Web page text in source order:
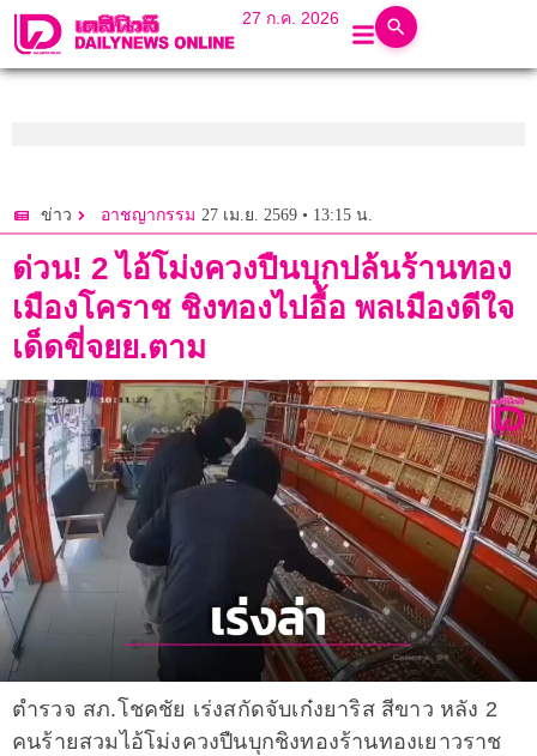
27 ก.ค. 2026
ข่าว อาชญากรรม 27 เม.ย. 2569 • 13:15 น.
ด่วน! 2 ไอ้โม่งควงปืนบุกปล้นร้านทอง
เมืองโคราช ชิงทองไปอื้อ พลเมืองดีใจ
เด็ดขี่จยย.ตาม
ตำรวจ สภ.โชคชัย เร่งสกัดจับเก๋งยาริส สีขาว หลัง 2
คนร้ายสวมไอ้โม่งควงปืนบุกชิงทองร้านทองเยาวราช